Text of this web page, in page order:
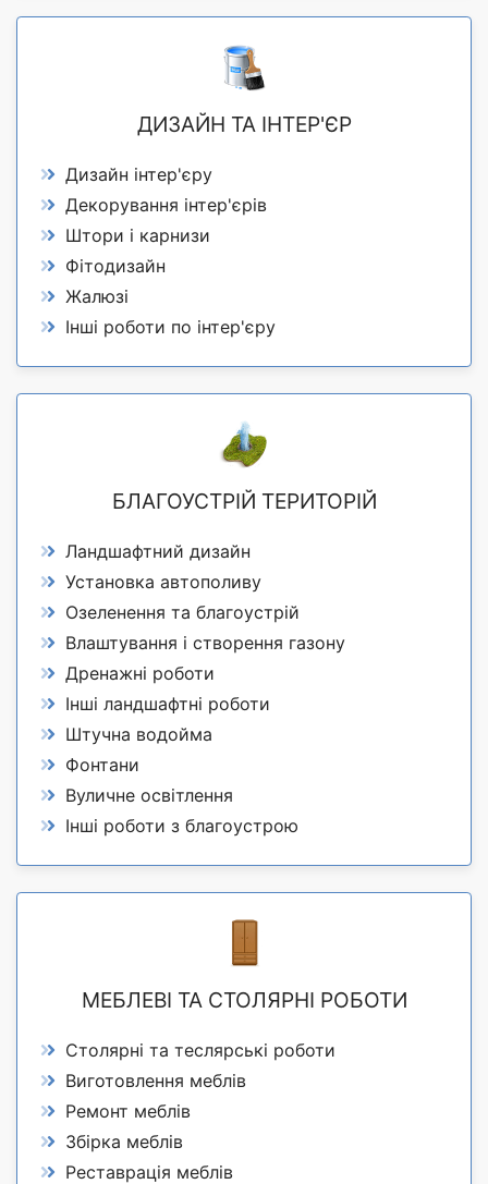
ДИЗАЙН ТА ІНТЕР'ЄР
Дизайн інтер'єру
Декорування інтер'єрів
Штори і карнизи
Фітодизайн
Жалюзі
Інші роботи по інтер'єру
БЛАГОУСТРІЙ ТЕРИТОРІЙ
Ландшафтний дизайн
Установка автополиву
Озеленення та благоустрій
Влаштування і створення газону
Дренажні роботи
Інші ландшафтні роботи
Штучна водойма
Фонтани
Вуличне освітлення
Інші роботи з благоустрою
МЕБЛЕВІ ТА СТОЛЯРНІ РОБОТИ
Столярні та теслярські роботи
Виготовлення меблів
Ремонт меблів
Збірка меблів
Реставрація меблів